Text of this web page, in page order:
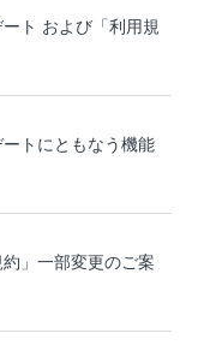
ート および「利用規
ートにともなう機能
約」一部変更のご案